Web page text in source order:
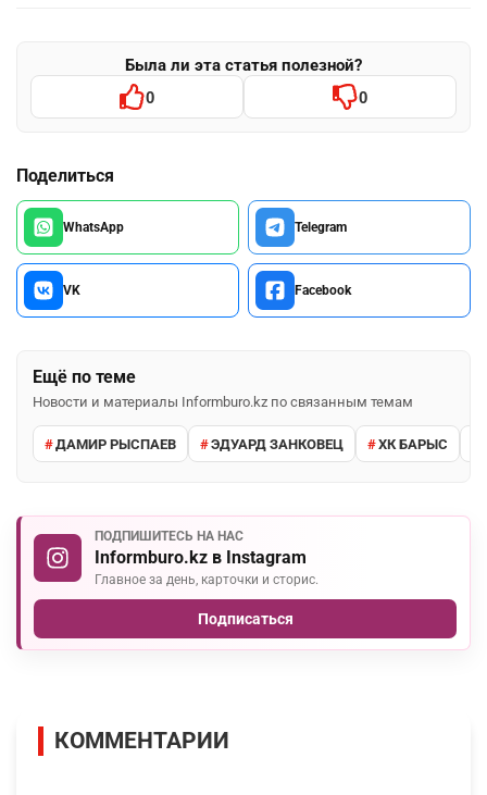
Была ли эта статья полезной?
0 0
Поделиться
WhatsApp Telegram
VK Facebook
Ещё по теме
Новости и материалы Informburo.kz по связанным темам
ДАМИР РЫСПАЕВ ЭДУАРД ЗАНКОВЕЦ ХК БАРЫС
ПОДПИШИТЕСЬ НА НАС
Informburo.kz в Instagram
Главное за день, карточки и сторис.
Подписаться
КОММЕНТАРИИ